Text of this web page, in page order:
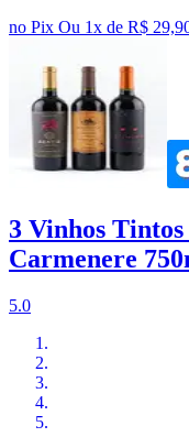
no Pix Ou 1x de R$
3 Vinhos Tintos
Carmenere
5.0